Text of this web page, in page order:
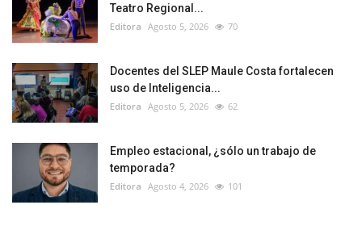
Teatro Regional...
Editora Agosto 5, 2026 70
Docentes del SLEP Maule Costa fortalecen
uso de Inteligencia...
Editora Agosto 5, 2026 62
Empleo estacional, ¿sólo un trabajo de
temporada?
Editora Agosto 4, 2026 101